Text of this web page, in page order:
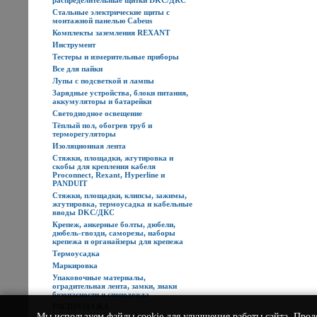
Стальные электрические щиты с
монтажной панелью Cabeus
Комплекты заземления REXANT
Инструмент
Тестеры и измерительные приборы
Все для пайки
Лупы с подсветкой и лампы
Зарядные устройства, блоки питания,
аккумуляторы и батарейки
Светодиодное освещение
Тёплый пол, обогрев труб и
терморегуляторы
Изоляционная лента
Стяжки, площадки, жгутировка и
скобы для крепления кабеля
Proconnect, Rexant, Hyperline и
PANDUIT
Стяжки, площадки, клипсы, зажимы,
жгутировка, термоусадка и кабельные
вводы DKC/ДКС
Крепеж, анкерные болты, дюбели,
дюбель-гвозди, саморезы, наборы
крепежа и органайзеры для крепежа
Термоусадка
Маркировка
Упаковочные материалы,
оградительная лента, замки, знаки
безопасности и спецодежда